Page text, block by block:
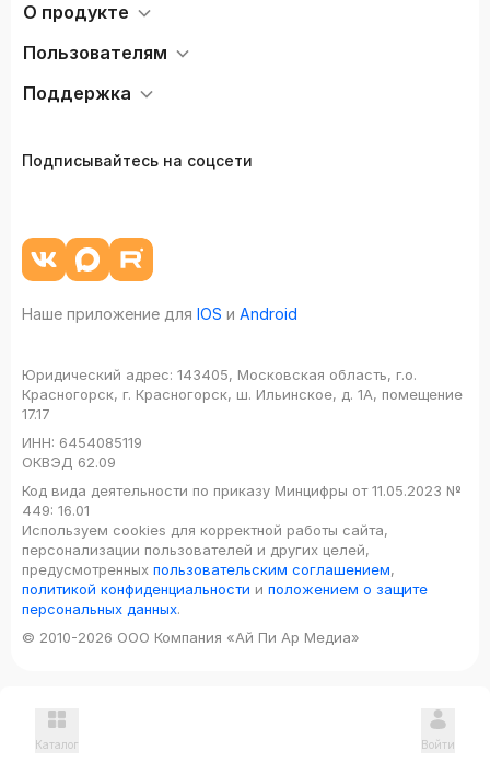
О продукте
Пользователям
Поддержка
Подписывайтесь на соцсети
Наше приложение для IOS и Android
Юридический адрес: 143405, Московская область, г.о.
Красногорск, г. Красногорск, ш. Ильинское, д. 1А, помещение
17.17
ИНН: 6454085119
ОКВЭД 62.09
Код вида деятельности по приказу Минцифры от 11.05.2023 №
449: 16.01
Используем cookies для корректной работы сайта,
персонализации пользователей и других целей,
предусмотренных пользовательским соглашением,
политикой конфиденциальности и положением о защите
персональных данных.
© 2010-2026 ООО Компания «Ай Пи Ар Медиа»
Каталог Войти